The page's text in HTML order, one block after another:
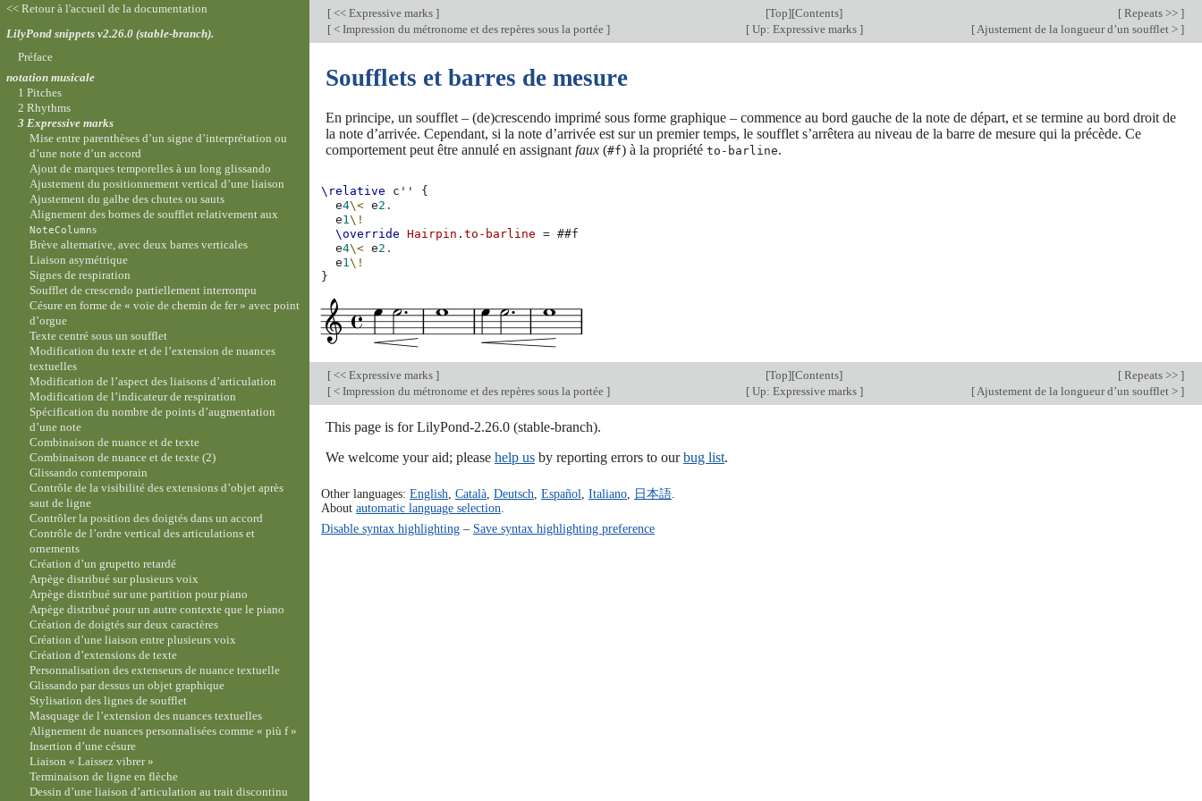
[ << Expressive marks ] [Top][Contents] [ Repeats >> ]
[ < Impression du métronome et des repères sous la portée ] [Up: Expressive marks ] [Ajustement de la longueur d’un soufflet > ]
Soufflets et barres de mesure
En principe, un soufflet – (de)crescendo imprimé sous forme graphique – commence au bord gauche de la note de départ, et se termine au bord droit de
la note d’arrivée. Cependant, si la note d’arrivée est sur un premier temps, le soufflet s’arrêtera au niveau de la barre de mesure qui la précède. Ce
comportement peut être annulé en assignant faux (#f) à la propriété to-barline.
\relative c''
{
e4\< e2.
e1\!
\override
Hairpin .to-barline = ##f
e4\< e2.
e1\!
}
[ << Expressive marks ] [Top][Contents] [ Repeats >> ]
[ < Impression du métronome et des repères sous la portée ] [Up: Expressive marks ] [ Ajustement de la longueur d’un soufflet > ]
This page is for LilyPond-2.26.0 (stable-branch).
We welcome your aid; please help us by reporting errors to ourbug list.
Other languages: English Català, Deutsch Español Italiano, 日本語.
About automatic language selection
Disable syntax highlighting– Save syntax highlighting preference
<< Retour à l'accueil de la documentation
LilyPond snippets v2.26.0 (stable-branch).
Préface
notation musicale
1 Pitches
2 Rhythms
3 Expressive marks
Mise entre parenthèses d’un signe d’interprétation ou
d’une note d’un accord
Ajout de marques temporelles à un long glissando
Ajustement du positionnement vertical d’une liaison
Ajustement du galbe des chutes ou sauts
Alignement des bornes de soufflet relativement aux
NoteColumns
Brève alternative, avec deux barres verticales
Liaison asymétrique
Signes de respiration
Soufflet de crescendo partiellement interrompu
Césure en forme de « voie de chemin de fer » avec point
d’orgue
Texte centré sous un soufflet
Modification du texte et de l’extension de nuances
textuelles
Modification de l’aspect des liaisons d’articulation
Modification de l’indicateur de respiration
Spécification du nombre de points d’augmentation
d’une note
Combinaison de nuance et de texte
Combinaison de nuance et de texte (2)
Glissando contemporain
Contrôle de la visibilité des extensions d’objet après
saut de ligne
Contrôler la position des doigtés dans un accord
Contrôle de l’ordre vertical des articulations et
ornements
Création d’un grupetto retardé
Arpège distribué sur plusieurs voix
Arpège distribué sur une partition pour piano
Arpège distribué pour un autre contexte que le piano
Création de doigtés sur deux caractères
Création d’une liaison entre plusieurs voix
Création d’extensions de texte
Personnalisation des extenseurs de nuance textuelle
Glissando par dessus un objet graphique
Stylisation des lignes de soufflet
Masquage de l’extension des nuances textuelles
Alignement de nuances personnalisées comme « più f »
Insertion d’une césure
Liaison « Laissez vibrer »
Terminaison de ligne en flèche
Dessin d’une liaison d’articulation au trait discontinu